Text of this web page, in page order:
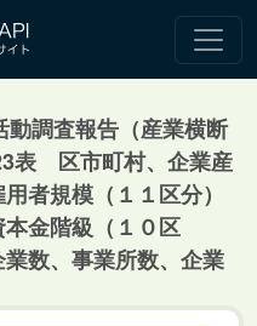
動調査報告（産業横断
表 区市町村、企業産
者規模（１１区分）
金階級（１０区
数、事業所数、企業